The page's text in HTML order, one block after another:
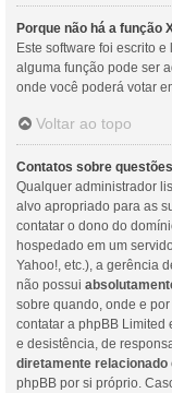
Porque não há a função
Este software foi escrito
alguma função pode ser
onde você poderá votar
Voltar ao topo
Contatos sobre
Qualquer administrador
alvo apropriado para as
contatar o dono do
hospedado em um
Yahoo!, etc.), a gerência
não possui
sobre quando, onde e
contatar a phpBB
e desistência, de
diretamente relacionado
phpBB por si próprio.